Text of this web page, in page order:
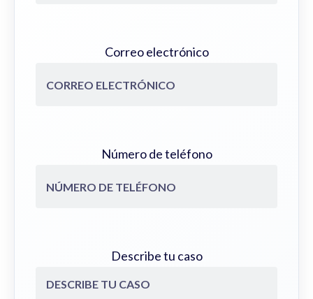
Correo electrónico
Número de teléfono
Describe tu caso